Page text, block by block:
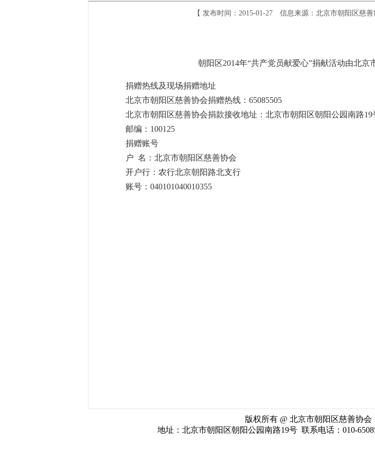
【 发布时间：2015-01-27 信息来源：北京市朝阳区慈善
朝阳区2014年“共产党员献爱心”捐献活动由北京
捐赠热线及现场捐赠地址
北京市朝阳区慈善协会捐赠热线：65085505
北京市朝阳区慈善协会捐款接收地址：北京市朝阳区朝阳公园南路19
邮编：100125
捐赠账号
户 名：北京市朝阳区慈善协会
开户行：农行北京朝阳路北支行
账号：040101040010355
版权所有 @ 北京市朝阳区慈善协会
地址：北京市朝阳区朝阳公园南路19号 联系电话：010-